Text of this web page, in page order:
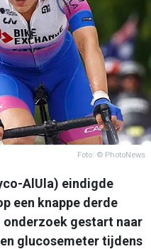
Foto: © PhotoNews
AlUla) eindigde
een knappe derde
onderzoek gestart naar
glucosemeter tijdens